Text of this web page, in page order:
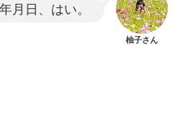
月日、はい。
柚子さん